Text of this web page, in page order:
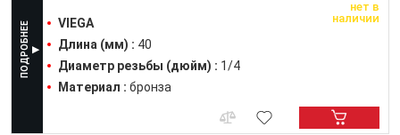
VIEGA
Длина (мм) : 40
Диаметр резьбы (дюйм) : 1/4
Материал : бронза
нет в
наличии